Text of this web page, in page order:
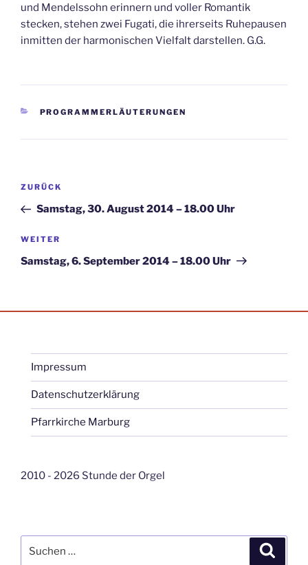
und Mendelssohn erinnern und voller Romantik
stecken, stehen zwei Fugati, die ihrerseits Ruhepausen
inmitten der harmonischen Vielfalt darstellen. G.G.
KATEGORIEN
PROGRAMMERLÄUTERUNGEN
Beitragsnavigation
Vorheriger
Beitrag
ZURÜCK
Samstag, 30. August 2014 – 18.00 Uhr
Nächster
Beitrag
WEITER
Samstag, 6. September 2014 – 18.00 Uhr
Impressum
Datenschutzerklärung
Pfarrkirche Marburg
2010 - 2026 Stunde der Orgel
nach: